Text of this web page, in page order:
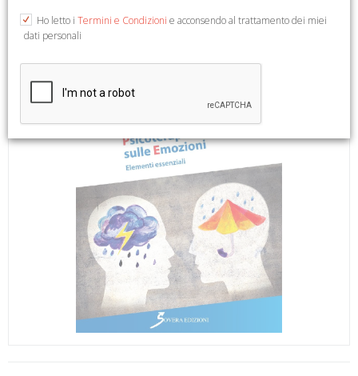
Ho letto i Termini e Condizioni e acconsendo al trattamento dei miei
dati personali